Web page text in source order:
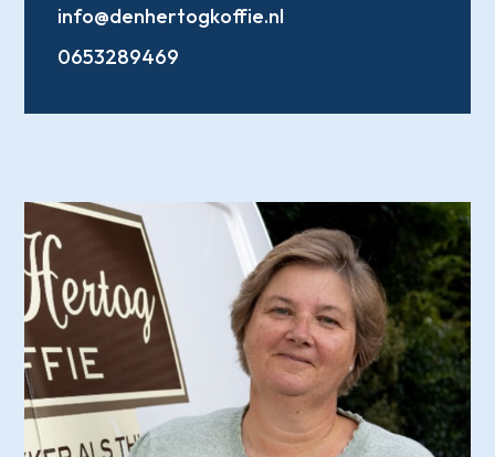
info@denhertogkoffie.nl
0653289469